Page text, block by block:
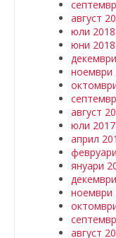
август
юли 2018
юни 2018
ноември
август
юли 2017
април
януари
ноември
август